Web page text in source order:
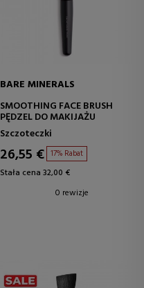
BARE MINERALS
SMOOTHING FACE BRUSH
PĘDZEL DO MAKIJAŻU
Szczoteczki
26,55 € 17% Rabat
Stała cena 32,00 €
0 rewizje